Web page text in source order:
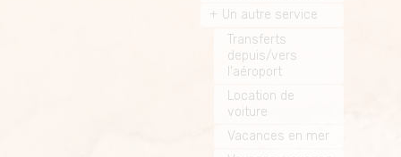
Un autre service
Transferts
depuis/vers
l'aéroport
Location de
voiture
Vacances en mer